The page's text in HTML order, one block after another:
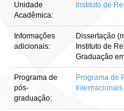
Unidade
Acadêmica:
Instituto de
Informações
adicionais:
Dissertação
Instituto de
Graduação
Programa de
pós-
graduação:
Programa de
Internacionais